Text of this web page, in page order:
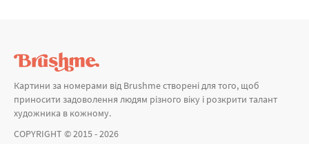
Картини за номерами від Brushme створені для того, щоб
приносити задоволення людям різного віку і розкрити талант
художника в кожному.
COPYRIGHT © 2015 - 2026